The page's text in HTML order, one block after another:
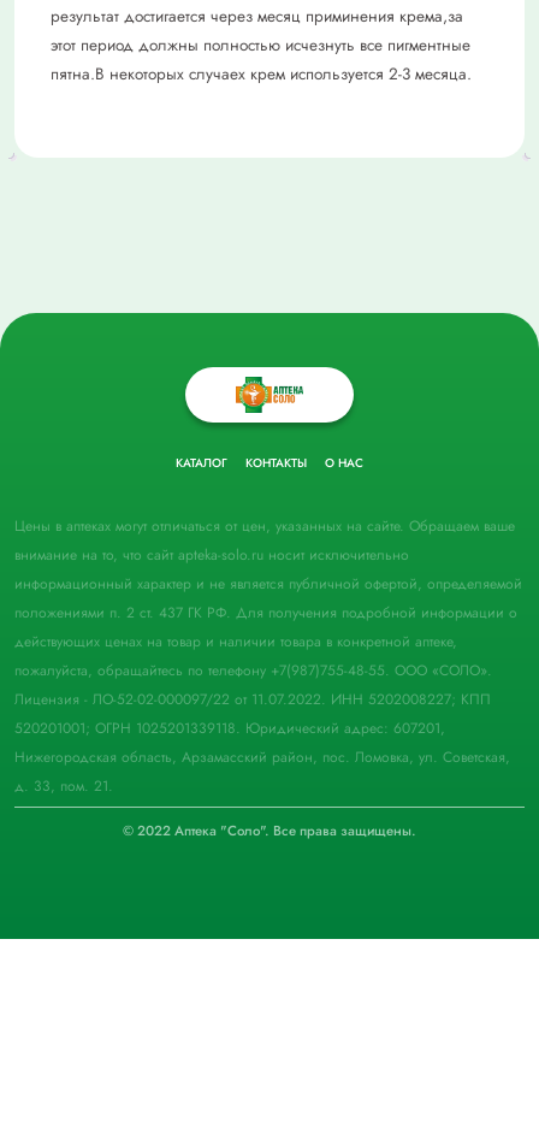
результат достигается через месяц приминения крема,за
этот период должны полностью исчезнуть все пигментные
пятна.В некоторых случаех крем используется 2-3 месяца.
КАТАЛОГ КОНТАКТЫ О НАС
Цены в аптеках могут отличаться от цен, указанных на сайте. Обращаем ваше
внимание на то, что сайт apteka-solo.ru носит исключительно
информационный характер и не является публичной офертой, определяемой
положениями п. 2 ст. 437 ГК РФ. Для получения подробной информации о
действующих ценах на товар и наличии товара в конкретной аптеке,
пожалуйста, обращайтесь по телефону +7(987)755-48-55. ООО «СОЛО».
Лицензия - ЛО-52-02-000097/22 от 11.07.2022. ИНН 5202008227; КПП
520201001; ОГРН 1025201339118. Юридический адрес: 607201,
Нижегородская область, Арзамасский район, пос. Ломовка, ул. Советская,
д. 33, пом. 21.
© 2022 Аптека "Соло". Все права защищены.